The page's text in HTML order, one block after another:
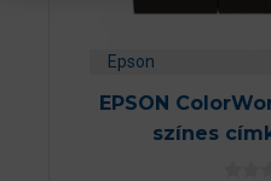
Epson
EPSON
színes